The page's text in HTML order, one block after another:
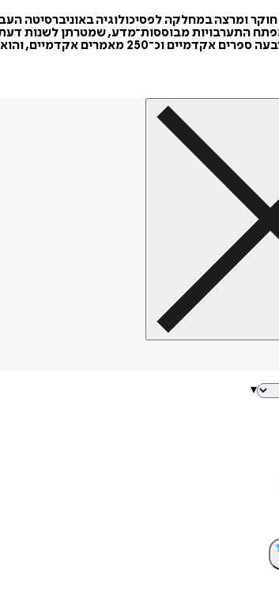
חוקר ומרצה במחלקה לפסיכולוגיה באוניברסיטה
התערבויות מבוססות־מדע, שמטרתן לשנות
אקדמיים, והוא מומחה בינלאומי ליחסי קבוצות בחברה.
▾